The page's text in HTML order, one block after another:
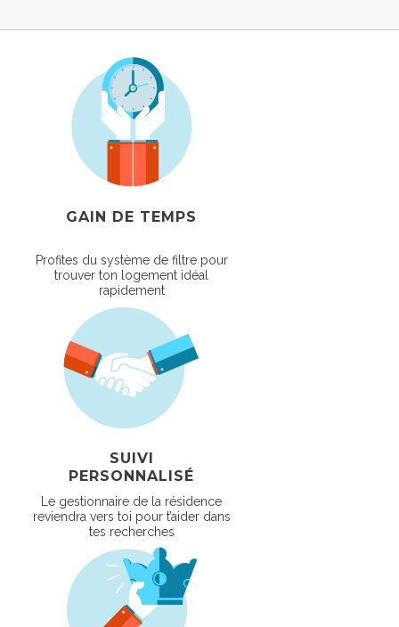
GAIN DE TEMPS
Profites du système de filtre pour
trouver ton logement idéal
rapidement
SUIVI
PERSONNALISÉ
Le gestionnaire de la résidence
reviendra vers toi pour t’aider dans
tes recherches